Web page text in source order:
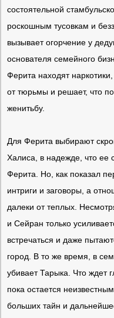
состоятельной
роскошным тусовкам и
вызывает огорчение у
основателя семейного
Ферита находят
от тюрьмы и решает, что
женитьбу.
Для Ферита выбирают
Халиса, в надежде, что ее
Ферита. Но, как показал
интриги и заговоры, а
далеки от теплых.
и Сейран только
встречаться и даже
город. В то же время, в
убивает Тарыка. Что ждет
пока остается
больших тайн и